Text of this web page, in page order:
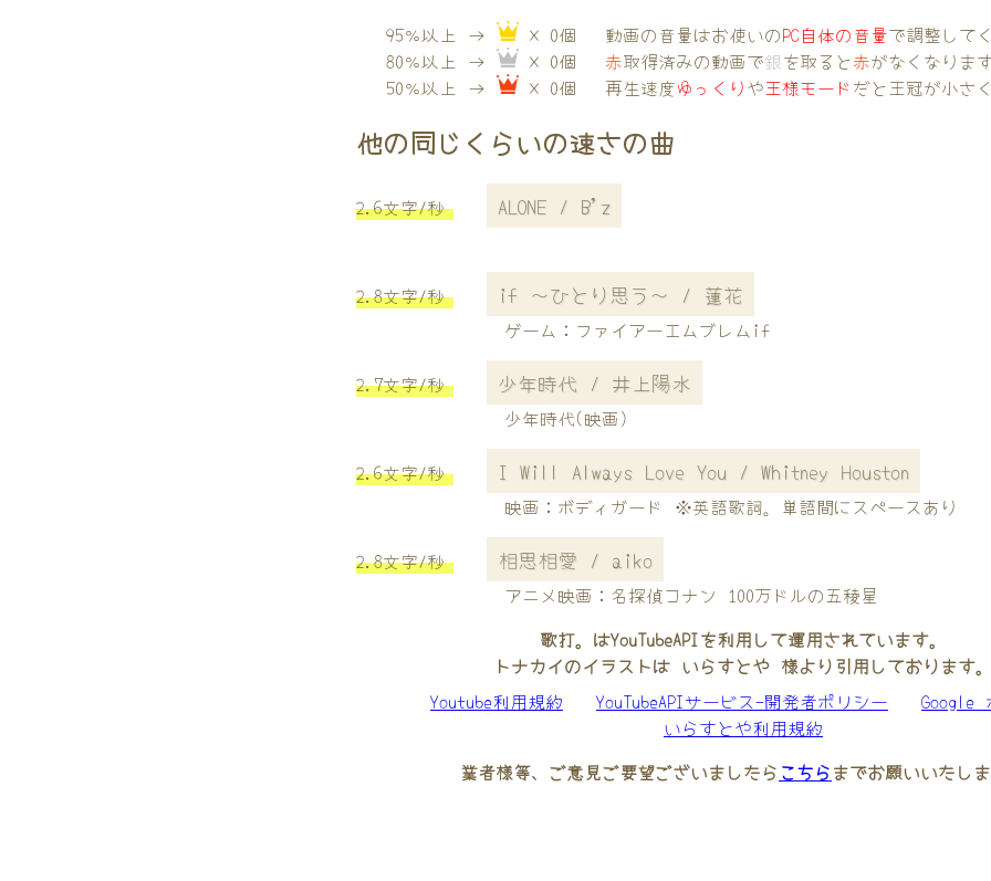
95％以上 →
× 0個
80％以上 →
× 0個
50％以上 →
× 0個
動画の音量はお使いのPC自体の音量で調整して
赤取得済みの動画で銀を取ると赤がなくなりま
再生速度ゆっくりや王様モード だと王冠が小さ
他の同じくらいの速さの曲
2.6文字/秒 ALONE / B'z
2.8文字/秒 if ～ひとり思う～ / 蓮花
ゲーム：ファイアーエムブレムif
2.7文字/秒 少年時代 / 井上陽水
少年時代(映画)
2.6文字/秒 I Will Always Love You / Whitney Houston
映画：ボディガード ※英語歌詞。単語間にスペースあり
2.8文字/秒 相思相愛 / aiko
アニメ映画：名探偵コナン 100万ドルの五稜星
歌打。はYouTubeAPIを利用して運用されています。
トナカイのイラストは いらすとや 様より引用しております
Youtube利用規約
YouTubeAPIサービス-開発者ポリシー
Google
いらすとや利用規約
業者様等、ご意見ご要望ございましたら こちらまでお願いいたし